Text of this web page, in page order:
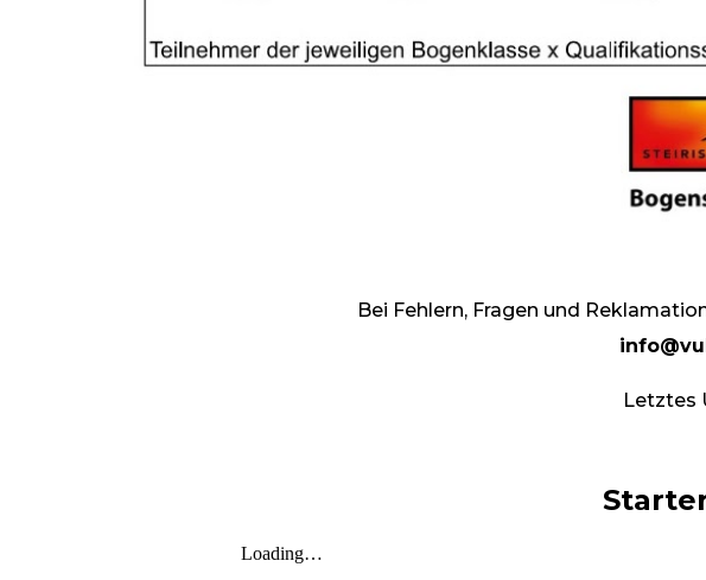
Bei Fehlern, Fragen und
Letztes